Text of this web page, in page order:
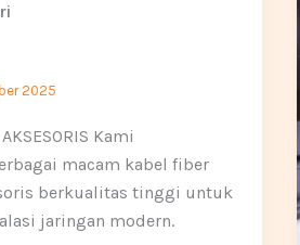
2025
Kami
macam kabel fiber
berkualitas tinggi untuk
jaringan modern.